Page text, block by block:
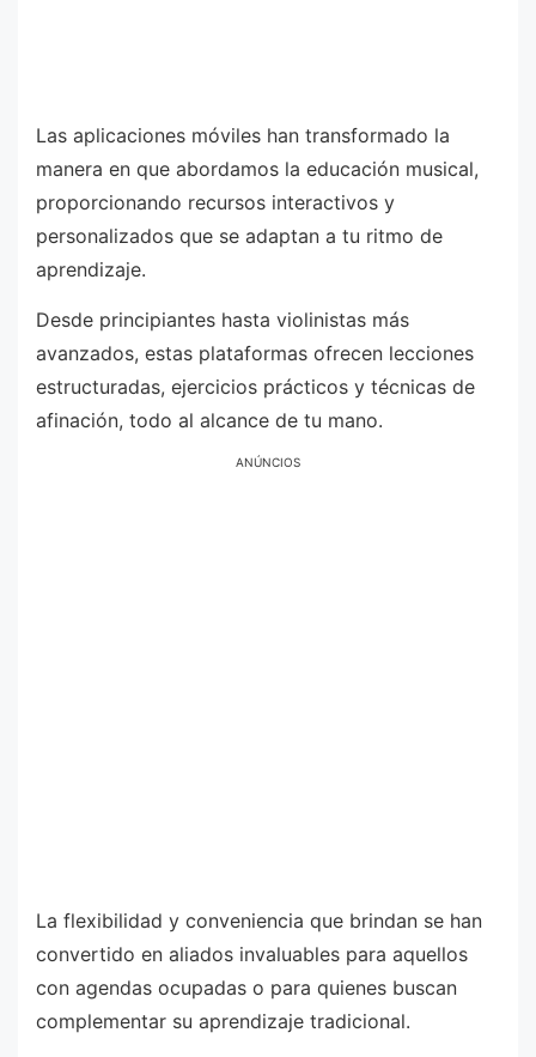
Las aplicaciones móviles han transformado la
manera en que abordamos la educación musical,
proporcionando recursos interactivos y
personalizados que se adaptan a tu ritmo de
aprendizaje.
Desde principiantes hasta violinistas más
avanzados, estas plataformas ofrecen lecciones
estructuradas, ejercicios prácticos y técnicas de
afinación, todo al alcance de tu mano.
ANÚNCIOS
La flexibilidad y conveniencia que brindan se han
convertido en aliados invaluables para aquellos
con agendas ocupadas o para quienes buscan
complementar su aprendizaje tradicional.